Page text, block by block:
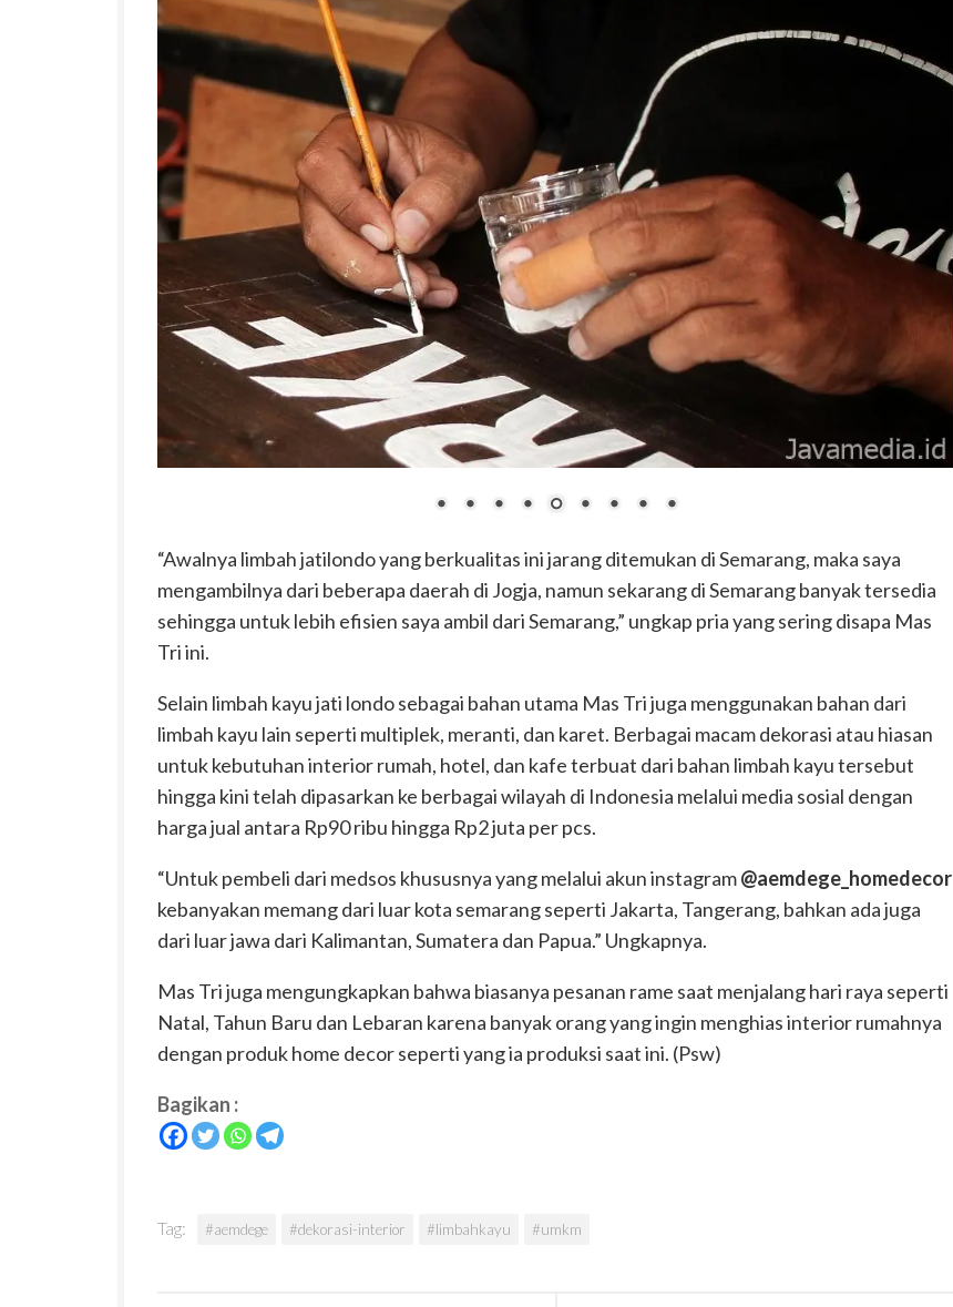
“Awalnya limbah jatilondo yang berkualitas ini jarang ditemukan di Semarang, maka saya
mengambilnya dari beberapa daerah di Jogja, namun sekarang di Semarang banyak tersedia
sehingga untuk lebih efisien saya ambil dari Semarang,” ungkap pria yang sering disapa Mas
Tri ini.
Selain limbah kayu jati londo sebagai bahan utama Mas Tri juga menggunakan bahan dari
limbah kayu lain seperti multiplek, meranti, dan karet. Berbagai macam dekorasi atau hiasan
untuk kebutuhan interior rumah, hotel, dan kafe terbuat dari bahan limbah kayu tersebut
hingga kini telah dipasarkan ke berbagai wilayah di Indonesia melalui media sosial dengan
harga jual antara Rp90 ribu hingga Rp2 juta per pcs.
“Untuk pembeli dari medsos khususnya yang melalui akun instagram@aemdege_homedecor
kebanyakan memang dari luar kota semarang seperti Jakarta, Tangerang, bahkan ada juga
dari luar jawa dari Kalimantan, Sumatera dan Papua.” Ungkapnya.
Mas Tri juga mengungkapkan bahwa biasanya pesanan rame saat menjalang hari raya seperti
Natal, Tahun Baru dan Lebaran karena banyak orang yang ingin menghias interior rumahnya
dengan produk home decor seperti yang ia produksi saat ini. (Psw)
Bagikan :
Tag: #aemdege #dekorasi-interior #limbahkayu #umkm